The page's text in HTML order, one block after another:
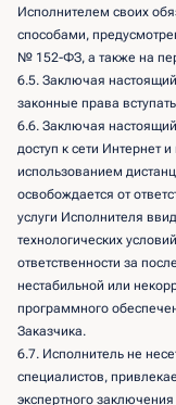
Исполнителем своих
способами,
№ 152-ФЗ, а также на
6.5. Заключая
законные права
6.6. Заключая
доступ к сети Интернет
использованием
освобождается от
услуги Исполнителя
технологических
ответственности за
нестабильной или
программного
Заказчика.
6.7. Исполнитель не
специалистов,
экспертного